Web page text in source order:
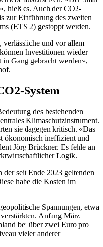
hieß es. Auch der CO2-
zur Einführung des zweiten
(ETS 2) gestoppt werden.
verlässliche und vor allem
Investitionen wieder
in Gang gebracht werden»,
System
des bestehenden
Klimaschutzinstrument.
sie dagegen kritisch. «Das
ökonomisch ineffizient und
Jörg Brückner. Es fehle an
Logik.
seit Ende 2023 geltenden
habe die Kosten im
Spannungen, etwa
Anfang März
bei über zwei Euro pro
vieler anderer